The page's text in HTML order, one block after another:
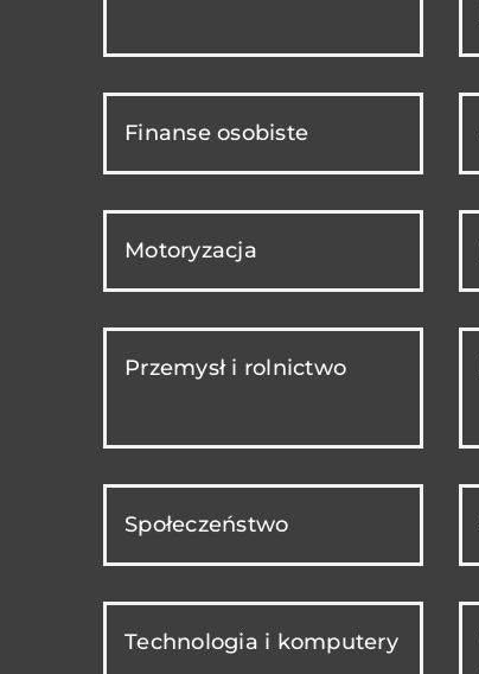
Finanse osobiste
Motoryzacja
Przemysł i rolnictwo
Społeczeństwo
Technologia i komputery